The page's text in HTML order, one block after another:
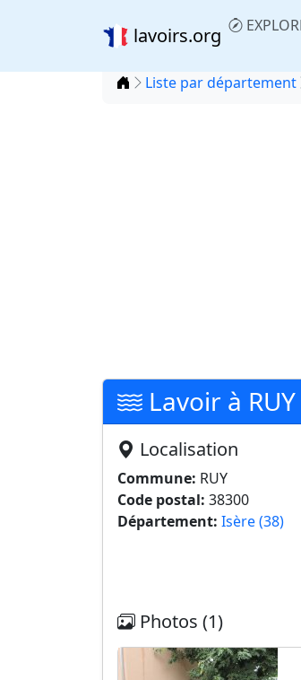
lavoirs.org
Accueil
Liste par département
Lavoir à RUY
Localisation
Commune: RUY
Code postal: 38300
Département: Isère (38)
Photos (1)